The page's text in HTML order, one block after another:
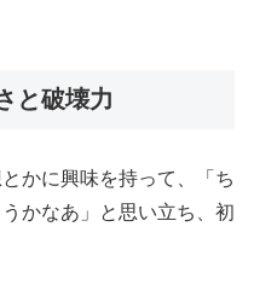
と破壊力
かに興味を持って、「ち
かなあ」と思い立ち、初